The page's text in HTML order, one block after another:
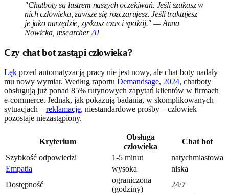
"Chatboty są lustrem naszych oczekiwań. Jeśli szukasz w
nich człowieka, zawsze się rozczarujesz. Jeśli traktujesz
je jako narzędzie, zyskasz czas i spokój." — Anna
Nowicka, researcherAI
Czy chat bot zastąpi człowieka?
Lęk przed automatyzacją pracy nie jest nowy, ale chat boty nadały
mu nowy wymiar. Według raportu Demandsage, 2024, chatboty
obsługują już ponad 85% rutynowych zapytań klientów w firmach
e-commerce. Jednak, jak pokazują badania, w skomplikowanych
sytuacjach – reklamacje, niestandardowe prośby – człowiek
pozostaje niezastąpiony.
Kryterium
Obsługa
człowieka
Chat bot
Szybkość odpowiedzi
1-5 minut
natychmiastowa
Empatia
wysoka
niska
Dostępność
ograniczona
(godziny)
24/7